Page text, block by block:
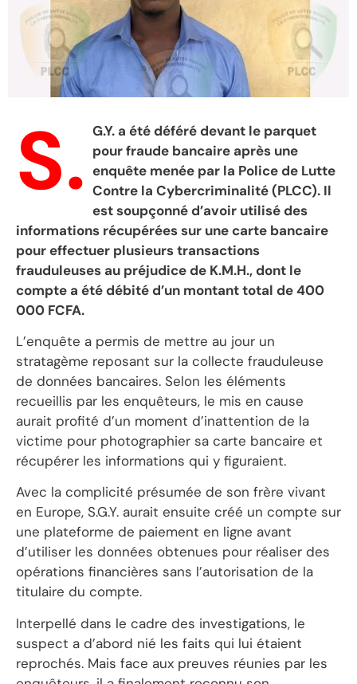
S. G.Y. a été déféré devant le parquet
pour fraude bancaire après une
enquête menée par la Police de Lutte
Contre la Cybercriminalité (PLCC). Il
est soupçonné d’avoir utilisé des
informations récupérées sur une carte bancaire
pour effectuer plusieurs transactions
frauduleuses au préjudice de K.M.H., dont le
compte a été débité d’un montant total de 400
000 FCFA.
L’enquête a permis de mettre au jour un
stratagème reposant sur la collecte frauduleuse
de données bancaires. Selon les éléments
recueillis par les enquêteurs, le mis en cause
aurait profité d’un moment d’inattention de la
victime pour photographier sa carte bancaire et
récupérer les informations qui y figuraient.
Avec la complicité présumée de son frère vivant
en Europe, S.G.Y. aurait ensuite créé un compte sur
une plateforme de paiement en ligne avant
d’utiliser les données obtenues pour réaliser des
opérations financières sans l’autorisation de la
titulaire du compte.
Interpellé dans le cadre des investigations, le
suspect a d’abord nié les faits qui lui étaient
reprochés. Mais face aux preuves réunies par les